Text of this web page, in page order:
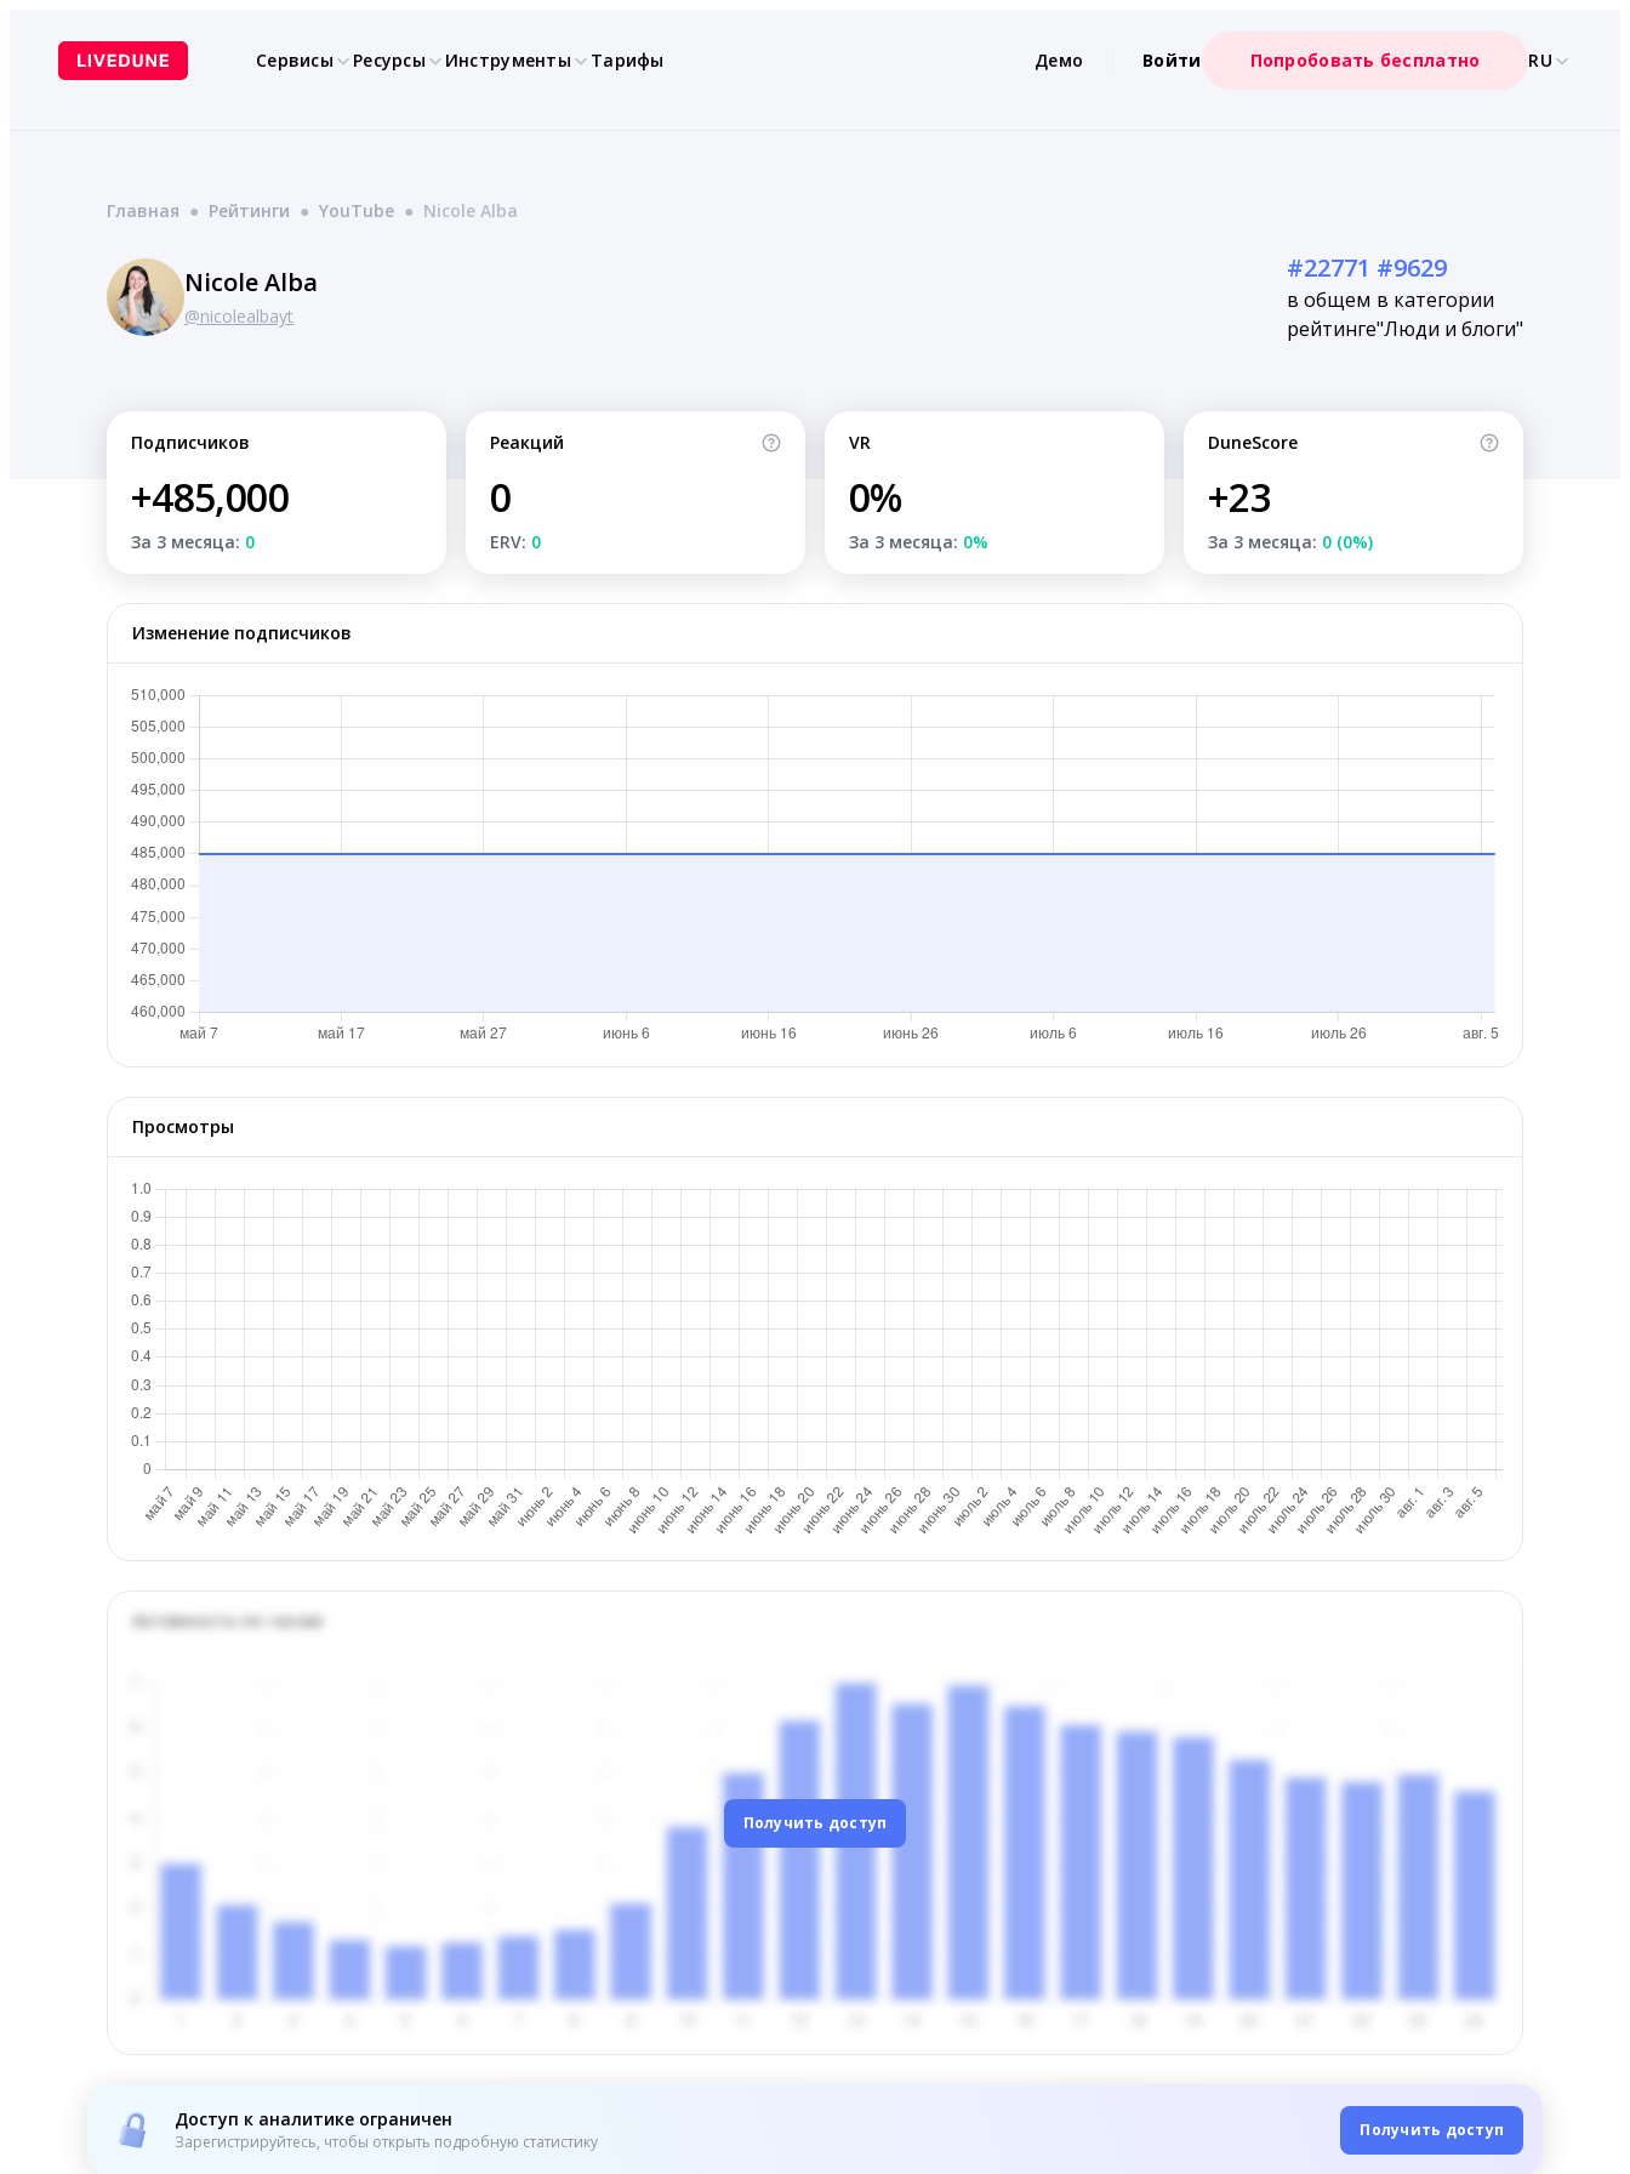
содержимому
Сервисы Ресурсы Инструменты Тарифы Демо Войти Попробовать бесплатно RU
Главная ● Рейтинги ● YouTube ● Nicole Alba
Nicole Alba
@nicolealbayt
#22771
в общем
рейтинге
#9629
в категории
"Люди и блоги"
Подписчиков
+485,000
За 3 месяца: 0
Реакций
0
ERV: 0
VR
0%
За 3 месяца: 0%
DuneScore
+23
За 3 месяца: 0 (0%)
Изменение подписчиков
Просмотры
Активность по часам
Получить доступ
Доступ к аналитике ограничен
Зарегистрируйтесь, чтобы открыть подробную статистику
Получить доступ